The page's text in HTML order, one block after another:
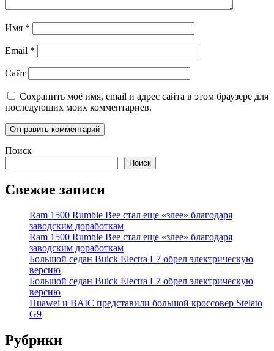
Имя *
Email *
Сайт
Сохранить моё имя, email и адрес сайта в этом браузере для
последующих моих комментариев.
Поиск
Поиск
Свежие записи
Ram 1500 Rumble Bee стал еще «злее» благодаря
заводским доработкам
Ram 1500 Rumble Bee стал еще «злее» благодаря
заводским доработкам
Большой седан Buick Electra L7 обрел электрическую
версию
Большой седан Buick Electra L7 обрел электрическую
версию
Huawei и BAIC представили большой кроссовер Stelato
G9
Рубрики